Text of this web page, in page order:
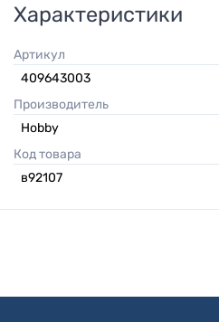
Характеристики
Артикул
409643003
Производитель
Hobby
Код товара
в92107